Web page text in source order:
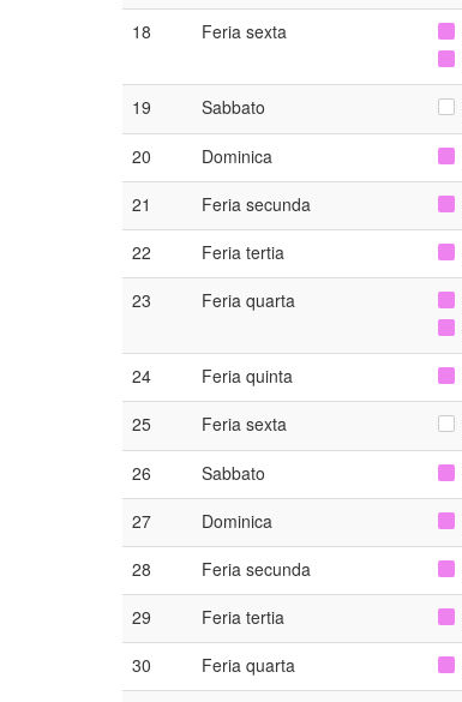
18
Feria sexta
19
Sabbato
20
Dominica
21
Feria secunda
22
Feria tertia
23
Feria quarta
24
Feria quinta
25
Feria sexta
26
Sabbato
27
Dominica
28
Feria secunda
29
Feria tertia
30
Feria quarta